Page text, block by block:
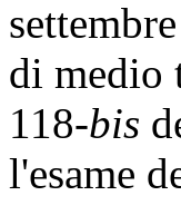
di medio
118-bis
l'esame